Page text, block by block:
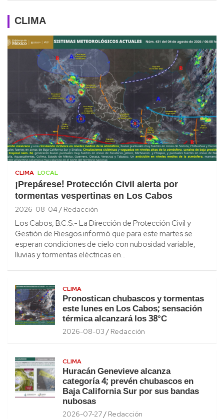
CLIMA
CLIMA LOCAL
¡Prepárese! Protección Civil alerta por
tormentas vespertinas en Los Cabos
2026-08-04 Redacción
Los Cabos, B.C.S.- La Dirección de Protección Civil y
Gestión de Riesgos informó que para este martes se
esperan condiciones de cielo con nubosidad variable,
lluvias y tormentas eléctricas en…
CLIMA
Pronostican chubascos y tormentas
este lunes en Los Cabos; sensación
térmica alcanzará los 38°C
2026-08-03 Redacción
CLIMA
Huracán Genevieve alcanza
categoría 4; prevén chubascos en
Baja California Sur por sus bandas
nubosas
2026-07-27 Redacción